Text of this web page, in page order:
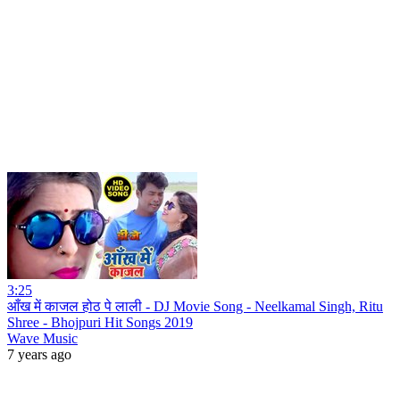
3:25
आँख में काजल होठ पे लाली - DJ Movie Song - Neelkamal Singh, Ritu
Shree - Bhojpuri Hit Songs 2019
Wave Music
7 years ago